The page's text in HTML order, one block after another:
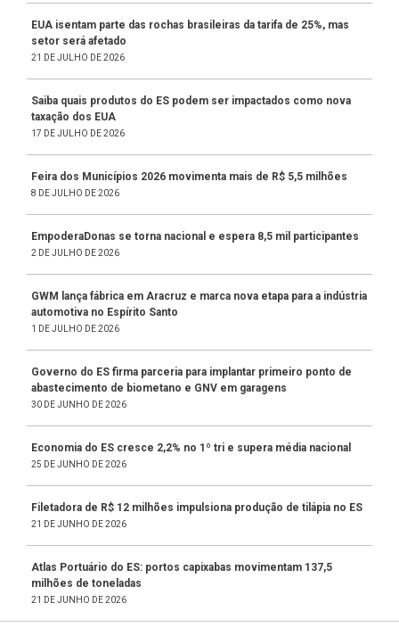
EUA isentam parte das rochas brasileiras da tarifa de 25%, mas
setor será afetado
21 DE JULHO DE 2026
Saiba quais produtos do ES podem ser impactados como nova
taxação dos EUA
17 DE JULHO DE 2026
Feira dos Municípios 2026 movimenta mais de R$ 5,5 milhões
8 DE JULHO DE 2026
EmpoderaDonas se torna nacional e espera 8,5 mil participantes
2 DE JULHO DE 2026
GWM lança fábrica em Aracruz e marca nova etapa para a indústria
automotiva no Espírito Santo
1 DE JULHO DE 2026
Governo do ES firma parceria para implantar primeiro ponto de
abastecimento de biometano e GNV em garagens
30 DE JUNHO DE 2026
Economia do ES cresce 2,2% no 1º tri e supera média nacional
25 DE JUNHO DE 2026
Filetadora de R$ 12 milhões impulsiona produção de tilápia no ES
21 DE JUNHO DE 2026
Atlas Portuário do ES: portos capixabas movimentam 137,5
milhões de toneladas
21 DE JUNHO DE 2026